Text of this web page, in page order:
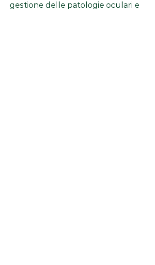
gestione delle patologie oculari e